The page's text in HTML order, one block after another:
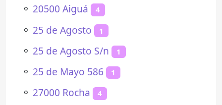
⚬ 20500 Aiguá 4
⚬ 25 de Agosto 1
⚬ 25 de Agosto S/n 1
⚬ 25 de Mayo 586 1
⚬ 27000 Rocha 4